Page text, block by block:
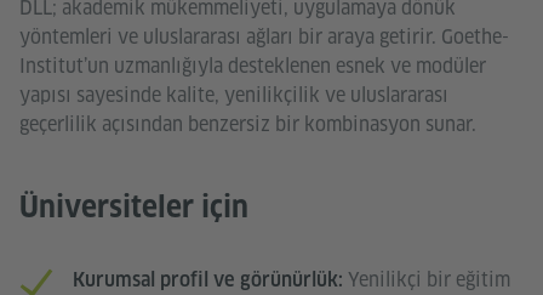
DLL; akademik mükemmeliyeti, uygulamaya dönük
yöntemleri ve uluslararası ağları bir araya getirir. Goethe-
Institut’un uzmanlığıyla desteklenen esnek ve modüler
yapısı sayesinde kalite, yenilikçilik ve uluslararası
geçerlilik açısından benzersiz bir kombinasyon sunar.
Üniversiteler için
Kurumsal profil ve görünürlük: Yenilikçi bir eğitim